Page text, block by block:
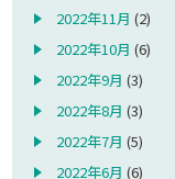
2022年11月 (2)
2022年10月 (6)
2022年9月 (3)
2022年8月 (3)
2022年7月 (5)
2022年6月 (6)